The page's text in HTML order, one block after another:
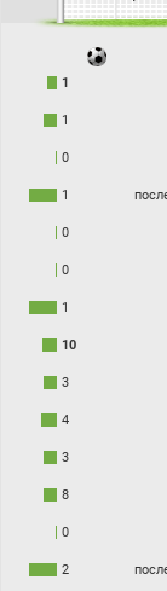
1
1
0
1
0
0
1
10
3
4
3
8
0
2